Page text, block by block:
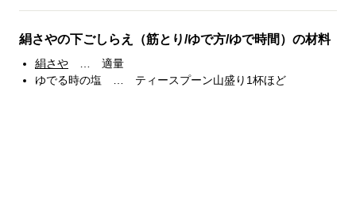
絹さやの下ごしらえ（筋とり/ゆで方/ゆで時間）の材料
絹さや … 適量
ゆでる時の塩 … ティースプーン山盛り1杯ほど